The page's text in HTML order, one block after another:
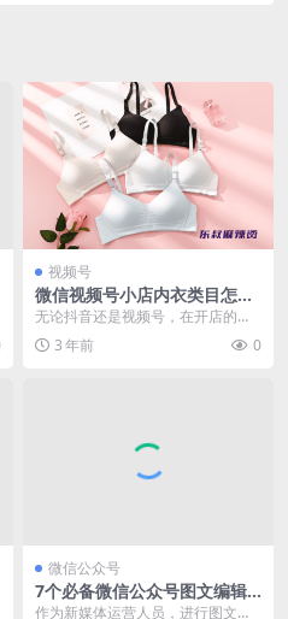
视频号
微信视频号小店内衣类目怎么
报白,内衣类目审核开通
无论抖音还是视频号，在开店的时
候有些特殊类目都需要报白！内衣
类目就属于其中一个类...
3 年前 0
微信公众号
7个必备微信公众号图文编辑
免侵权的图片素材网站
作为新媒体运营人员，进行图文编